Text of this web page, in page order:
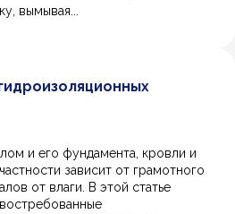
вымывая...
и его фундамента, кровли и
зависит от грамотного
от влаги. В этой статье